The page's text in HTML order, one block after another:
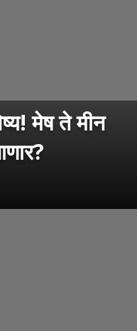
मेष ते मीन